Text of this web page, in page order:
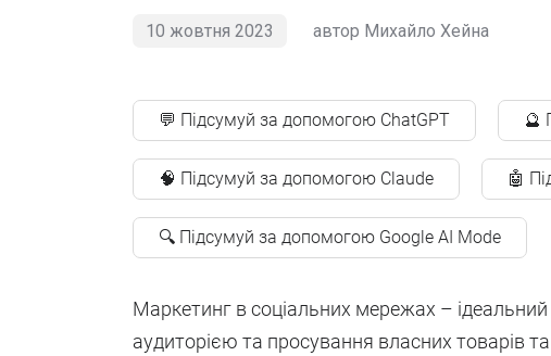
10 жовтня 2023 автор Михайло Хейна
💬 Підсумуй за допомогою ChatGPT 🔮
🧠 Підсумуй за допомогою Claude 🤖
🔍 Підсумуй за допомогою Google AI Mode
Маркетинг в соціальних мережах –
аудиторією та просування власних товарів